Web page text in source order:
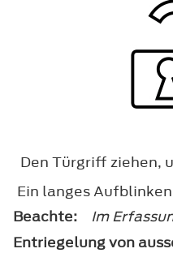
Den Türgriff ziehen,
Ein langes
Beachte:
Im
Entriegelung von